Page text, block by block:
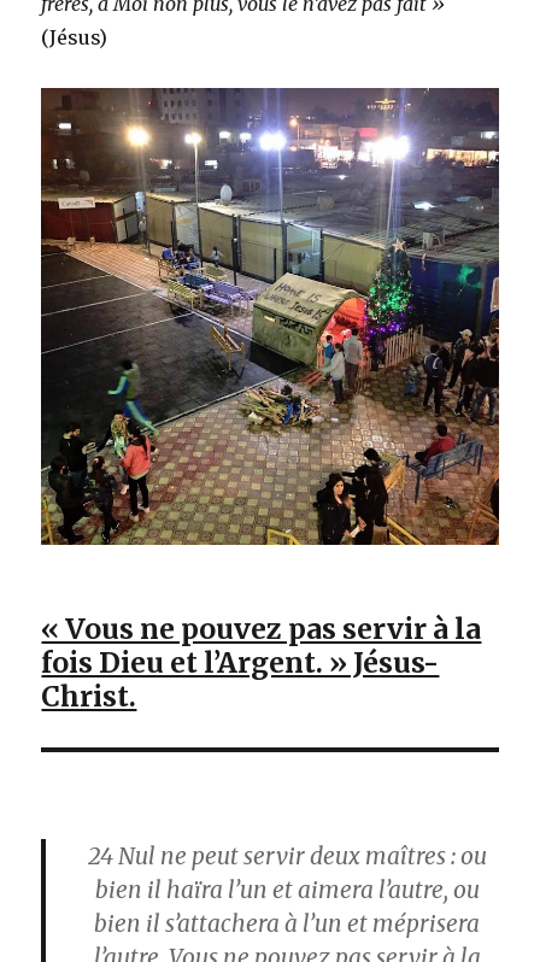
(Jésus)
« Vous ne pouvez pas servir à la
fois Dieu et l’Argent. » Jésus-
Christ.
24Nul ne peut servir deux maîtres : ou
bien il haïra l’un et aimera l’autre, ou
bien il s’attachera à l’un et méprisera